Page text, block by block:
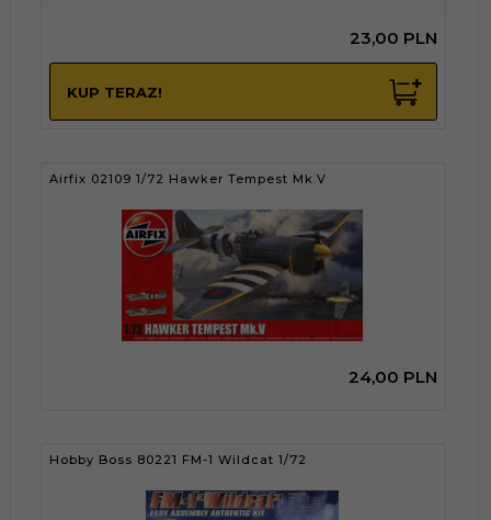
23,00 PLN
KUP TERAZ!
Airfix 02109 1/72 Hawker Tempest Mk.V
24,00 PLN
Hobby Boss 80221 FM-1 Wildcat 1/72